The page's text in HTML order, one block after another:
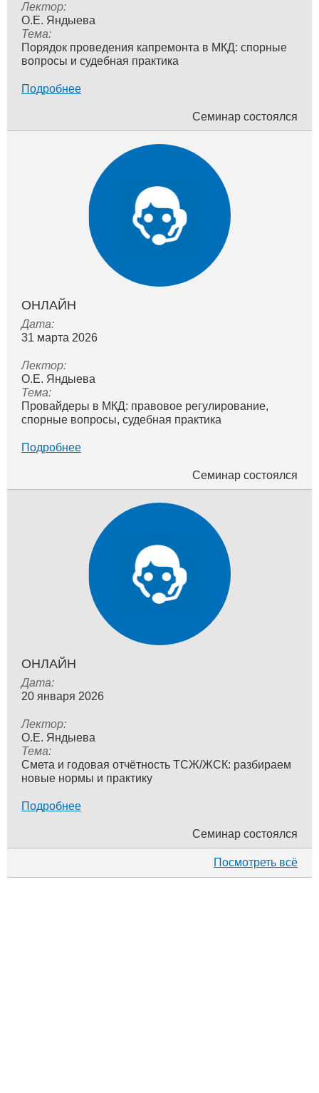
Лектор:
О.Е. Яндыева
Тема:
Порядок проведения капремонта в МКД: спорные
вопросы и судебная практика
Подробнее
Семинар состоялся
ОНЛАЙН
Дата:
31 мартa 2026
Лектор:
О.Е. Яндыева
Тема:
Провайдеры в МКД: правовое регулирование,
спорные вопросы, судебная практика
Подробнее
Семинар состоялся
ОНЛАЙН
Дата:
20 января 2026
Лектор:
О.Е. Яндыева
Тема:
Смета и годовая отчётность ТСЖ/ЖСК: разбираем
новые нормы и практику
Подробнее
Семинар состоялся
Посмотреть всё